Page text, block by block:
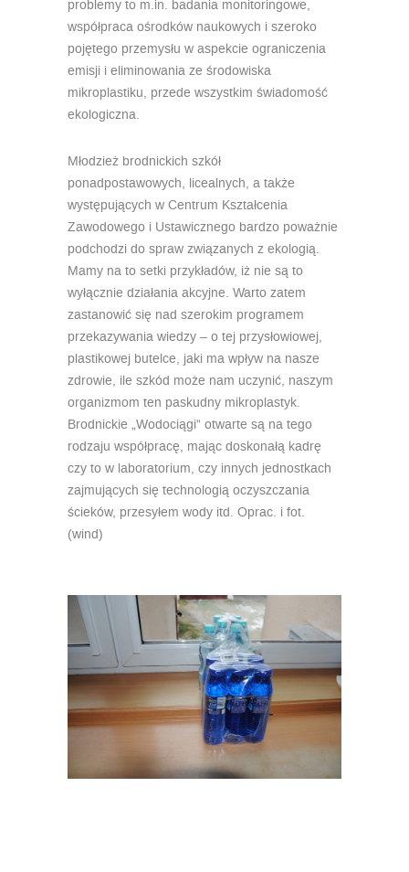
problemy to m.in. badania monitoringowe,
współpraca ośrodków naukowych i szeroko
pojętego przemysłu w aspekcie ograniczenia
emisji i eliminowania ze środowiska
mikroplastiku, przede wszystkim świadomość
ekologiczna.
Młodzież brodnickich szkół
ponadpostawowych, licealnych, a także
występujących w Centrum Kształcenia
Zawodowego i Ustawicznego bardzo poważnie
podchodzi do spraw związanych z ekologią.
Mamy na to setki przykładów, iż nie są to
wyłącznie działania akcyjne. Warto zatem
zastanowić się nad szerokim programem
przekazywania wiedzy – o tej przysłowiowej,
plastikowej butelce, jaki ma wpływ na nasze
zdrowie, ile szkód może nam uczynić, naszym
organizmom ten paskudny mikroplastyk.
Brodnickie „Wodociągi” otwarte są na tego
rodzaju współpracę, mając doskonałą kadrę
czy to w laboratorium, czy innych jednostkach
zajmujących się technologią oczyszczania
ścieków, przesyłem wody itd. Oprac. i fot.
(wind)